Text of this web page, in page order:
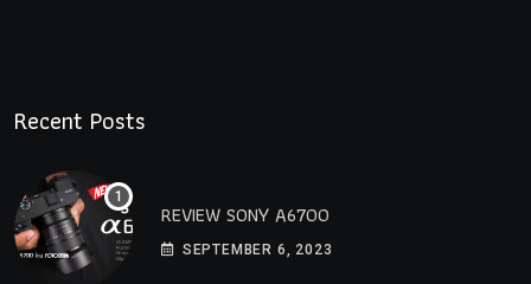
Recent Posts
REVIEW SONY A6700
SEPTEMBER 6, 2023